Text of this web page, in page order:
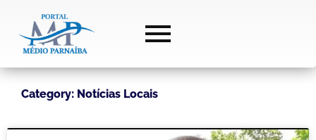
Category: Notícias Locais